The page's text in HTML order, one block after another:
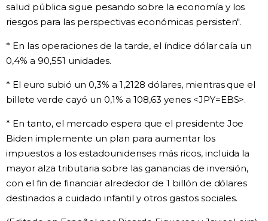
salud pública sigue pesando sobre la economía y los
riesgos para las perspectivas económicas persisten".
* En las operaciones de la tarde, el índice dólar caía un
0,4% a 90,551 unidades.
* El euro subió un 0,3% a 1,2128 dólares, mientras que el
billete verde cayó un 0,1% a 108,63 yenes <JPY=EBS>.
* En tanto, el mercado espera que el presidente Joe
Biden implemente un plan para aumentar los
impuestos a los estadounidenses más ricos, incluida la
mayor alza tributaria sobre las ganancias de inversión,
con el fin de financiar alrededor de 1 billón de dólares
destinados a cuidado infantil y otros gastos sociales.